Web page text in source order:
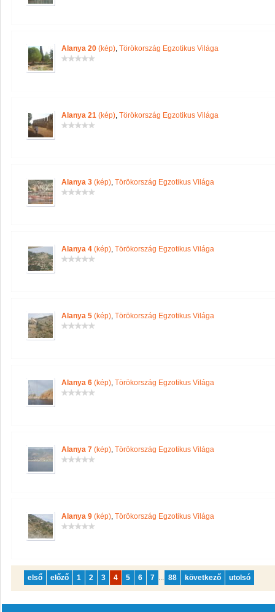
Alanya 20 (kép), Törökország Egzotikus Világa
Alanya 21 (kép), Törökország Egzotikus Világa
Alanya 3 (kép), Törökország Egzotikus Világa
Alanya 4 (kép), Törökország Egzotikus Világa
Alanya 5 (kép), Törökország Egzotikus Világa
Alanya 6 (kép), Törökország Egzotikus Világa
Alanya 7 (kép), Törökország Egzotikus Világa
Alanya 9 (kép), Törökország Egzotikus Világa
első előző 1 2 3 4 5 6 7 ... 88 következő utolsó